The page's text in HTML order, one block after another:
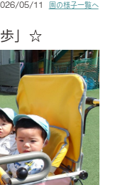
05/11 園の様子一覧へ
」☆